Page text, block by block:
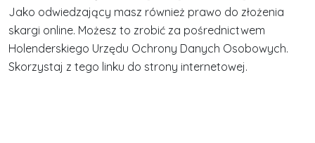
Jako odwiedzający masz również prawo do złożenia
skargi online. Możesz to zrobić za pośrednictwem
Holenderskiego Urzędu Ochrony Danych Osobowych.
Skorzystaj z tego linku do strony internetowej.